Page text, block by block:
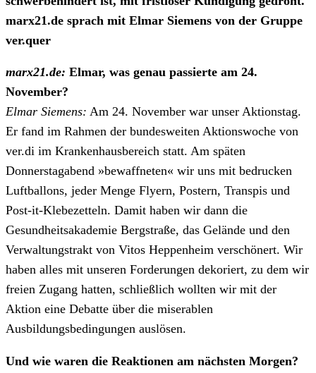
marx21.de sprach mit Elmar Siemens von der Gruppe
ver.quer
marx21.de: Elmar, was genau passierte am 24.
November?
Elmar Siemens: Am 24. November war unser Aktionstag.
Er fand im Rahmen der bundesweiten Aktionswoche von
ver.di im Krankenhausbereich statt. Am späten
Donnerstagabend »bewaffneten« wir uns mit bedrucken
Luftballons, jeder Menge Flyern, Postern, Transpis und
Post-it-Klebezetteln. Damit haben wir dann die
Gesundheitsakademie Bergstraße, das Gelände und den
Verwaltungstrakt von Vitos Heppenheim verschönert. Wir
haben alles mit unseren Forderungen dekoriert, zu dem wir
freien Zugang hatten, schließlich wollten wir mit der
Aktion eine Debatte über die miserablen
Ausbildungsbedingungen auslösen.
Und wie waren die Reaktionen am nächsten Morgen?